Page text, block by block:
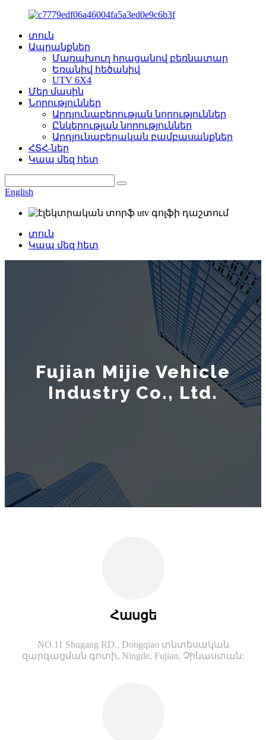
տուն
Ապրանքներ
Մառախուղ հրացանով բեռնատար
Եռանիվ հեծանիվ
UTV 6X4
Մեր մասին
Նորություններ
Արդյունաբերության նորություններ
Ընկերության նորություններ
Արդյունաբերական բամբասանքներ
ՀՏՀ-ներ
Կապ մեզ հետ
English
տուն
Կապ մեզ հետ
Fujian Mijie Vehicle
Industry Co., Ltd.
Հասցե
NO.11 Shugang RD., Dongqiao տնտեսական
զարգացման գոտի, Ningde, Fujian, Չինաստան: